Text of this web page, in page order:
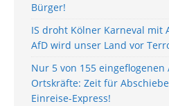
Bürger!
IS droht Kölner Karneval mit
AfD wird unser Land vor
Nur 5 von 155
Ortskräfte: Zeit für
Einreise-Express!